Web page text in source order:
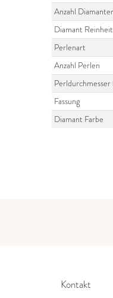
Anzahl
Diamant Reinheit
Perlenart
Anzahl Perlen
Fassung
Diamant Farbe
Kontakt